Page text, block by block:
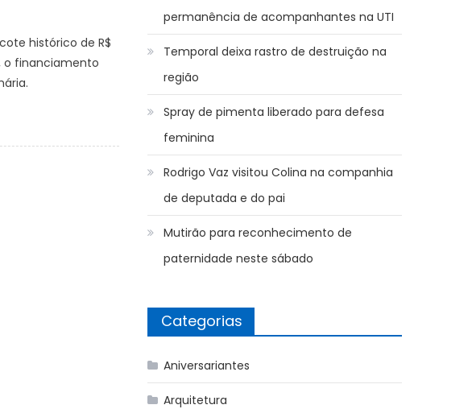
histórico de R$
o financiamento
permanência de acompanhantes na UTI
Temporal deixa rastro de destruição na
região
Spray de pimenta liberado para defesa
feminina
Rodrigo Vaz visitou Colina na companhia
de deputada e do pai
Mutirão para reconhecimento de
paternidade neste sábado
Categorias
Aniversariantes
Arquitetura